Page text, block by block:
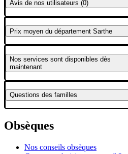
Avis de nos utilisateurs (0)
Prix moyen du département Sarthe
Nos services sont disponibles dès
maintenant
Questions des familles
Obsèques
Nos conseils obsèques